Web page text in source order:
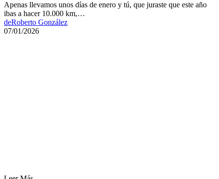
Apenas llevamos unos días de enero y tú, que juraste que este año
ibas a hacer 10.000 km,…
deRoberto González
07/01/2026